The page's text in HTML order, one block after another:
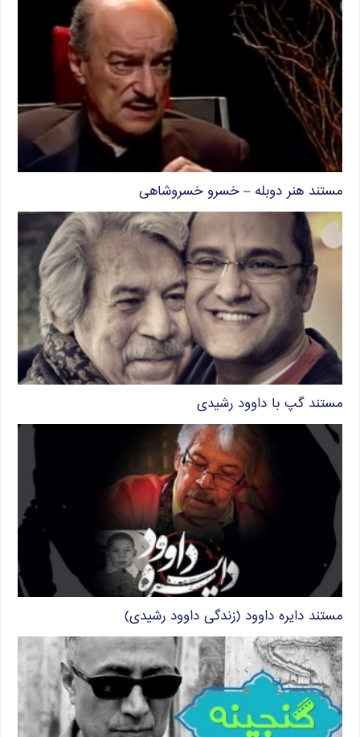
مستند هنر دوبله – خسرو خسروشاهی
مستند گپ با داوود رشیدی
مستند دایره داوود (زندگی داوود رشیدی)